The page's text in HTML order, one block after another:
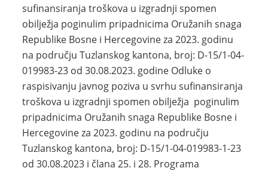
sufinansiranja troškova u izgradnji spomen
obilježja poginulim pripadnicima Oružanih snaga
Republike Bosne i Hercegovine za 2023. godinu
na području Tuzlanskog kantona, broj: D-15/1-04-
019983-23 od 30.08.2023. godine Odluke o
raspisivanju javnog poziva u svrhu sufinansiranja
troškova u izgradnji spomen obilježja poginulim
pripadnicima Oružanih snaga Republike Bosne i
Hercegovine za 2023. godinu na području
Tuzlanskog kantona, broj: D-15/1-04-019983-1-23
od 30.08.2023 i člana 25. i 28. Programa